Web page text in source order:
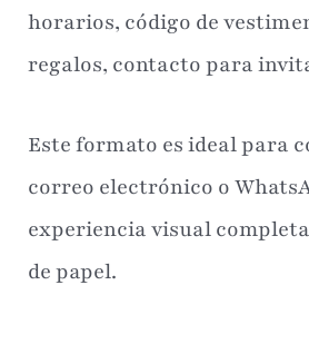
horarios, código de
regalos, contacto para
Este formato es ideal para
correo electrónico o
experiencia visual
de papel.